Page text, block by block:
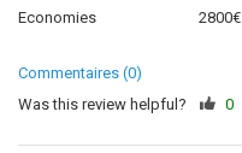
Economies
2800€
Commentaires (0)
Was this review helpful?
0